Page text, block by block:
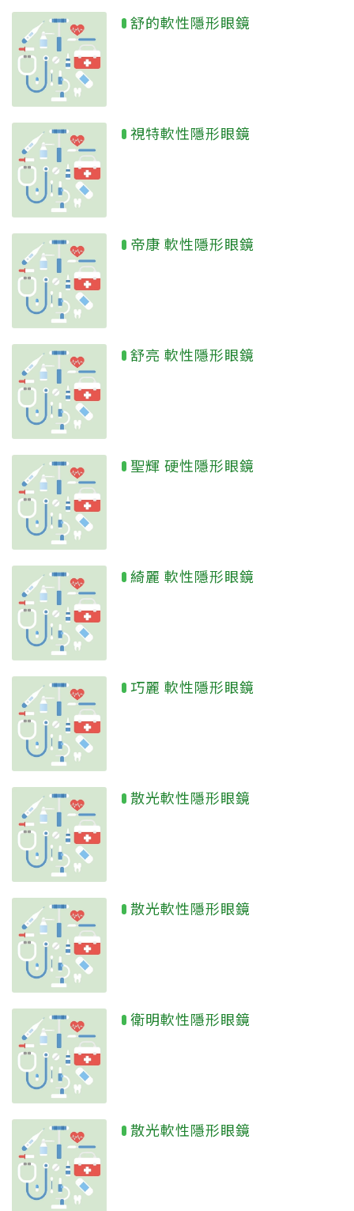
舒的軟性隱形眼鏡
視特軟性隱形眼鏡
帝康 軟性隱形眼鏡
舒亮 軟性隱形眼鏡
聖輝 硬性隱形眼鏡
綺麗 軟性隱形眼鏡
巧麗 軟性隱形眼鏡
散光軟性隱形眼鏡
散光軟性隱形眼鏡
衛明軟性隱形眼鏡
散光軟性隱形眼鏡